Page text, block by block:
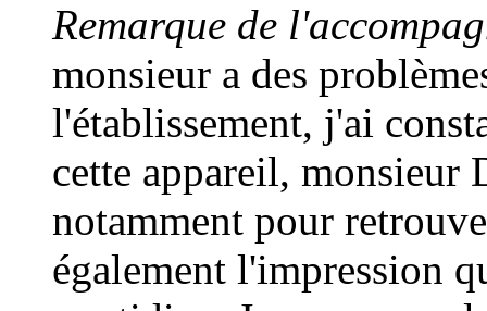
Remarque de
monsieur a des
l'établissement, j'ai
cette appareil, monsieur
notamment pour
également l'impression